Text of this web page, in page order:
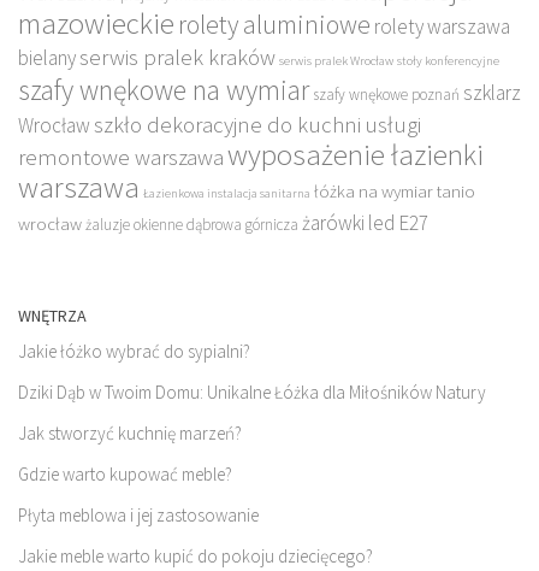
mazowieckie rolety aluminiowe rolety warszawa
bielanyserwis pralek kraków serwis pralek Wrocław stoły konferencyjne
szafy wnękowe na wymiar szafy wnękowe poznań szklarz
Wrocław szkło dekoracyjne do kuchni usługi
remontowe warszawawyposażenie łazienki
warszawa Łazienkowa instalacja sanitarna łóżka na wymiar tanio
wrocławżaluzje okienne dąbrowa górnicza żarówki led E27
WNĘTRZA
Jakie łóżko wybrać do sypialni?
Dziki Dąb w Twoim Domu: Unikalne Łóżka dla Miłośników Natury
Jak stworzyć kuchnię marzeń?
Gdzie warto kupować meble?
Płyta meblowa i jej zastosowanie
Jakie meble warto kupić do pokoju dziecięcego?